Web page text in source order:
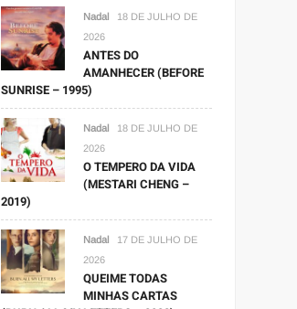
Nadal
18 DE JULHO DE
2026
ANTES DO
AMANHECER (BEFORE
SUNRISE – 1995)
Nadal
18 DE JULHO DE
2026
O TEMPERO DA VIDA
(MESTARI CHENG –
2019)
Nadal
17 DE JULHO DE
2026
QUEIME TODAS
MINHAS CARTAS